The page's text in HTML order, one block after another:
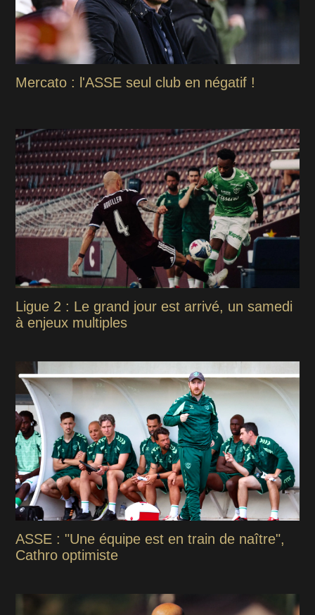
Mercato : l'ASSE seul club en négatif !
Ligue 2 : Le grand jour est arrivé, un samedi
à enjeux multiples
ASSE : "Une équipe est en train de naître",
Cathro optimiste